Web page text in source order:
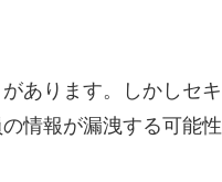
あります。しかしセキ
情報が漏洩する可能性